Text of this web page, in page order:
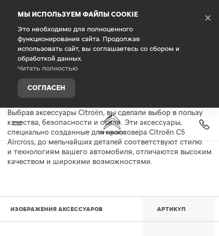
МЫ ИСПОЛЬЗУЕМ ФАЙЛЫ COOKIE
Это необходимо для полноценного
функционирования сайта. Продолжая
использовать сайт, вы соглашаетесь со сбором и
обработкой данных.
Читать полностью
СОГЛАСЕН
×
ДОВЕРЬТЕ CITROËN
ПЕРСОНАЛИЗАЦИЮ ВАШЕГО
АВТОМОБИЛЯ
Выбрав аксессуары Citroën, вы сделали выбор в пользу
качества, безопасности и стиля. Эти аксессуары,
специально созданные для кроссовера Citroёn C5
Aircross, до мельчайших деталей соответствуют стилю
и технологиям вашего автомобиля, отличаются высоким
качеством и широкими возможностями.
ИЗОБРАЖЕНИЯ АКСЕССУАРОВ АРТИКУЛ